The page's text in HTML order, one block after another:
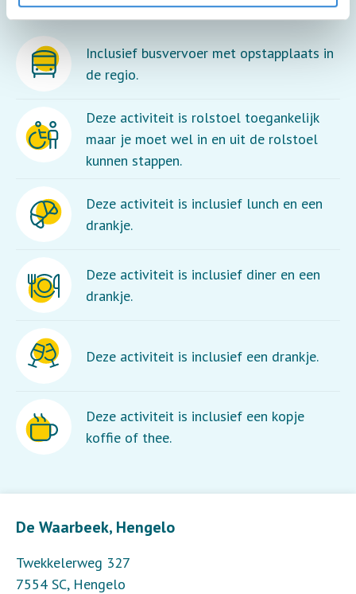
De Waarbeek, Hengelo
Twekkelerweg 327
7554 SC, Hengelo
Inclusief busvervoer met opstapplaats in
de regio.
Deze activiteit is rolstoel toegankelijk
maar je moet wel in en uit de rolstoel
kunnen stappen.
Deze activiteit is inclusief lunch en een
drankje.
Deze activiteit is inclusief diner en een
drankje.
Deze activiteit is inclusief een drankje.
Deze activiteit is inclusief een kopje
koffie of thee.